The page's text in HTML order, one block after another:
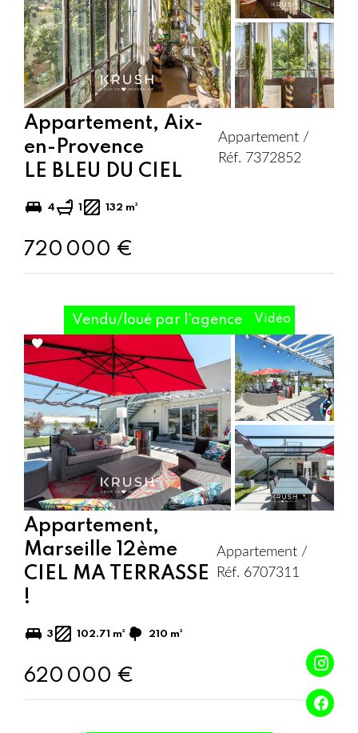
selection
Appartement, Aix-
en-Provence
LE BLEU DU CIEL
Appartement /
Réf. 7372852
4 1 132 m²
720 000 €
Add
to
selection
Vendu/loué par l'agence Vidéo
Appartement,
Marseille 12ème
CIEL MA TERRASSE
!
Appartement /
Réf. 6707311
3 102.71 m² 210 m²
620 000 €